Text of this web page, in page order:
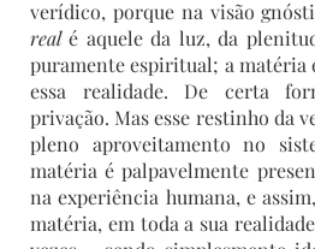
verídico, porque na visão
realé aquele da luz, da
puramente espiritual; a matéria
essa realidade. De certa
privação. Mas esse restinho da
pleno aproveitamento no
matéria é palpavelmente
na experiência humana, e
matéria, em toda a sua